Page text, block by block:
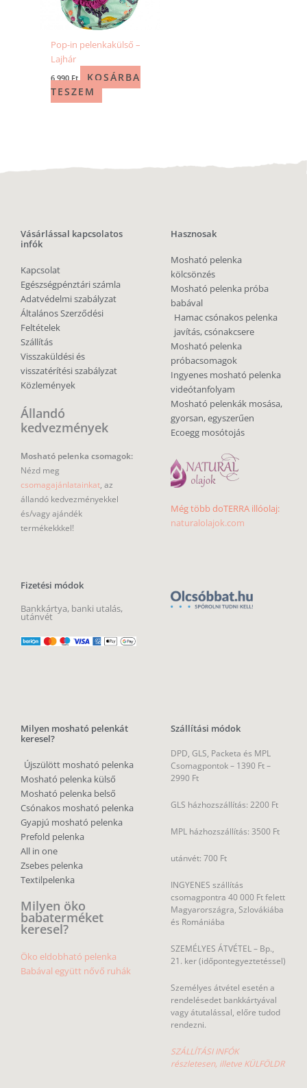
Pop-in pelenkakülső –
Lajhár
6 990Ft
KOSÁRBA
TESZEM
Vásárlással kapcsolatos
infók
Kapcsolat
Egészségpénztári számla
Adatvédelmi szabályzat
Általános Szerződési
Feltételek
Szállítás
Visszaküldési és
visszatérítési szabályzat
Közlemények
Állandó
kedvezmények
Mosható pelenka csomagok:
Nézd meg
csomagajánlatainkat, az
állandó kedvezményekkel
és/vagy ajándék
termékekkkel!
Fizetési módok
Bankkártya, banki utalás,
utánvét
Hasznosak
Mosható pelenka
kölcsönzés
Mosható pelenka próba
babával
Hamac csónakos pelenka
javítás, csónakcsere
Mosható pelenka
próbacsomagok
Ingyenes mosható pelenka
videótanfolyam
Mosható pelenkák mosása,
gyorsan, egyszerűen
Ecoegg mosótojás
Még több doTERRA illóolaj:
naturalolajok.com
Milyen mosható pelenkát
keresel?
Újszülött mosható pelenka
Mosható pelenka külső
Mosható pelenka belső
Csónakos mosható pelenka
Gyapjú mosható pelenka
Prefold pelenka
All in one
Zsebes pelenka
Textilpelenka
Milyen öko
babaterméket
keresel?
Öko eldobható pelenka
Babával együtt nővő ruhák
Szállítási módok
DPD, GLS, Packeta és MPL
Csomagpontok – 1390 Ft –
2990 Ft
GLS házhozszállítás: 2200 Ft
MPL házhozszállítás: 3500 Ft
utánvét: 700 Ft
INGYENES szállítás
csomagpontra 40 000 Ft felett
Magyarországra, Szlovákiába
és Romániába
SZEMÉLYES ÁTVÉTEL – Bp.,
21. ker (időpontegyeztetéssel)
Személyes átvétel esetén a
rendelésedet bankkártyával
vagy átutalással, előre tudod
rendezni.
SZÁLLÍTÁSI INFÓK
részletesen, illetve KÜLFÖLDR